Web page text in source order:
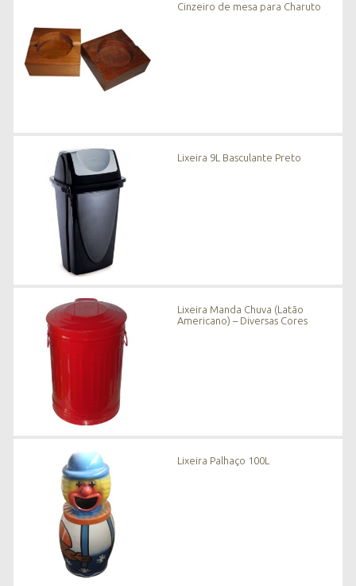
Cinzeiro de mesa para Charuto
Lixeira 9L Basculante Preto
Lixeira Manda Chuva (Latão
Americano) – Diversas Cores
Lixeira Palhaço 100L